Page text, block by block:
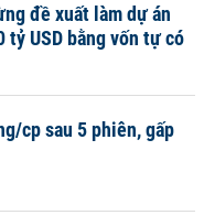
đề xuất làm dự án
tỷ USD bằng vốn tự có
cp sau 5 phiên, gấp